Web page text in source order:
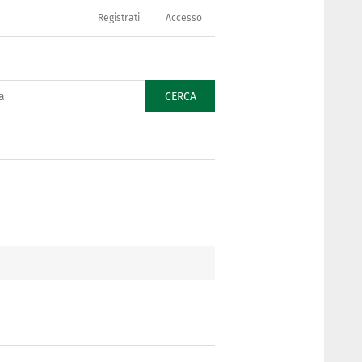
Registrati Accesso
CERCA